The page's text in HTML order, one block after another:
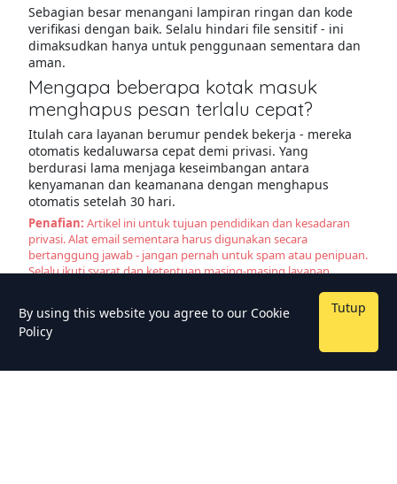
Sebagian besar menangani lampiran ringan dan kode
verifikasi dengan baik. Selalu hindari file sensitif - ini
dimaksudkan hanya untuk penggunaan sementara dan
aman.
Mengapa beberapa kotak masuk
menghapus pesan terlalu cepat?
Itulah cara layanan berumur pendek bekerja - mereka
otomatis kedaluwarsa cepat demi privasi. Yang
berdurasi lama menjaga keseimbangan antara
kenyamanan dan keamanana dengan menghapus
otomatis setelah 30 hari.
Penafian: Artikel ini untuk tujuan pendidikan dan kesadaran
privasi. Alat email sementara harus digunakan secara
bertanggung jawab - jangan pernah untuk spam atau penipuan.
Selalu ikuti syarat dan ketentuan masing-masing layanan.
By using this website you agree to our Cookie
Policy
Tutup